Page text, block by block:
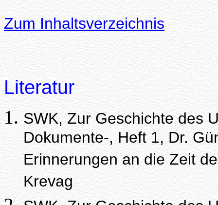
Zum Inhaltsverzeichnis
Literatur
SWK, Zur Geschichte des
Dokumente-, Heft 1, Dr.
Erinnerungen an die Zeit
Krevag